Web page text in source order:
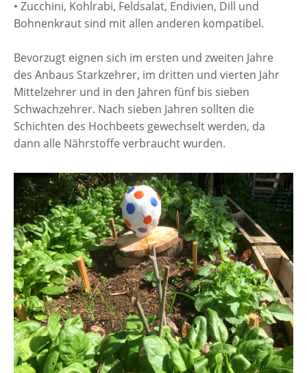
• Zucchini, Kohlrabi, Feldsalat, Endivien, Dill und
Bohnenkraut sind mit allen anderen kompatibel.
Bevorzugt eignen sich im ersten und zweiten Jahre
des Anbaus Starkzehrer, im dritten und vierten Jahr
Mittelzehrer und in den Jahren fünf bis sieben
Schwachzehrer. Nach sieben Jahren sollten die
Schichten des Hochbeets gewechselt werden, da
dann alle Nährstoffe verbraucht wurden.